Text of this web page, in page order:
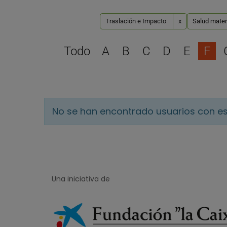
Traslación e Impacto x Salud
Todo A B C D E F
No se han encontrado usuarios con
Una iniciativa de